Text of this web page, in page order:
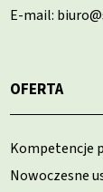
E-mail:
OFERTA
Kompetencje
Nowoczesne